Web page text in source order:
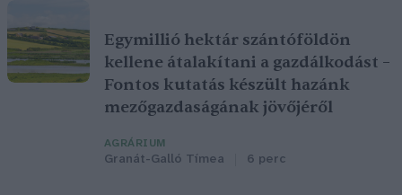
Egymillió hektár szántóföldön
kellene átalakítani a gazdálkodást –
Fontos kutatás készült hazánk
mezőgazdaságának jövőjéről
AGRÁRIUM
Granát-Galló Tímea 6 perc